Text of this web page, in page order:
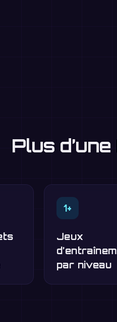
Plus
1+
Jeux
par niveau